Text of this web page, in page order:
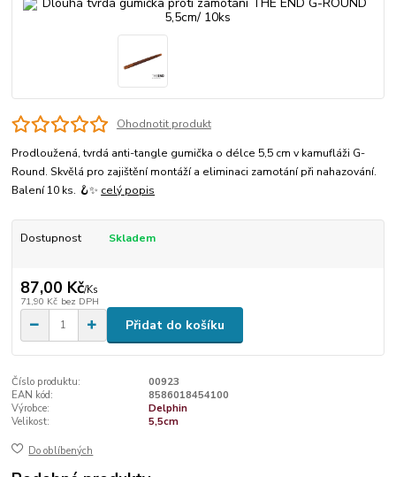
Ohodnotit produkt
Prodloužená, tvrdá anti-tangle gumička o délce 5,5 cm v kamufláži G-
Round. Skvělá pro zajištění montáží a eliminaci zamotání při nahazování.
Balení 10 ks. 🪝✨ celý popis
Dostupnost Skladem
87,00 Kč/Ks
71,90 Kč bez DPH
Přidat do košíku
Číslo produktu:
00923
EAN kód:
8586018454100
Výrobce:
Delphin
Velikost:
5,5cm
Do oblíbených